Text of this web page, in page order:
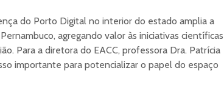
do Porto Digital no interior do estado amplia a
agregando valor às iniciativas científicas
Para a diretora do EACC, professora Dra. Patrícia
importante para potencializar o papel do espaço